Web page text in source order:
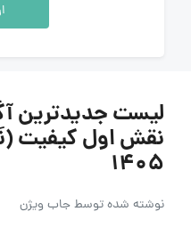
لیست جدیدترین
۱۴۰۵
نوشته شده توسطجاب ویژن